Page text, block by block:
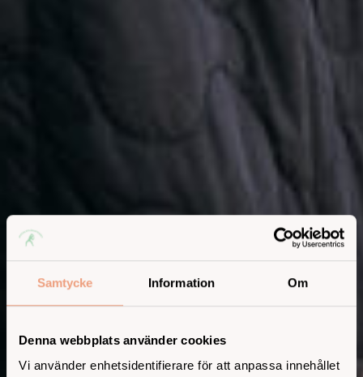
Samtycke Information Om
Denna webbplats använder cookies
Vi använder enhetsidentifierare för att anpassa innehållet